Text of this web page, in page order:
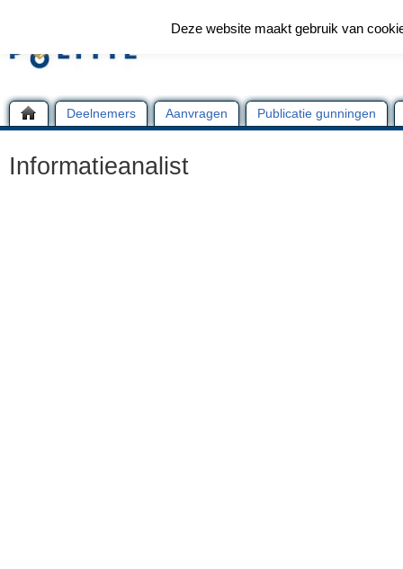
Deelnemers Aanvragen Publicatie gunningen
Informatieanalist
Deze website maakt gebruik van